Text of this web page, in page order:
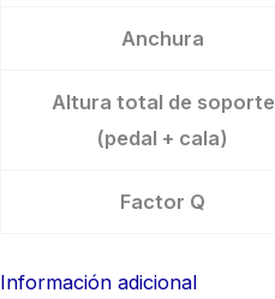
Anchura
Altura total de soporte
(pedal + cala)
Factor Q
Información adicional